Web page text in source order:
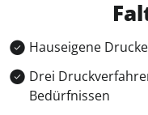
Hauseigene
Drei
Bedürfnissen